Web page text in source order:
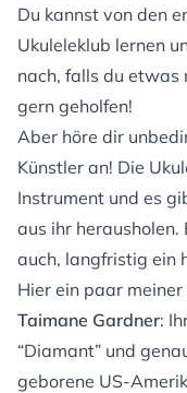
Du kannst von den
Ukuleleklub lernen
nach, falls du
gern geholfen!
Aber höre dir
Künstler an! Die
Instrument und es
aus ihr
auch, langfristig ein
Hier ein paar
Taimane Gardner:
“Diamant” und
geborene US-